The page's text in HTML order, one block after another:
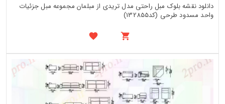
دانلود نقشه بلوک مبل راحتی مدل تریدی از مبلمان مجموعه مبل جزئیات
واحد مسدود طرحی (کد132855)